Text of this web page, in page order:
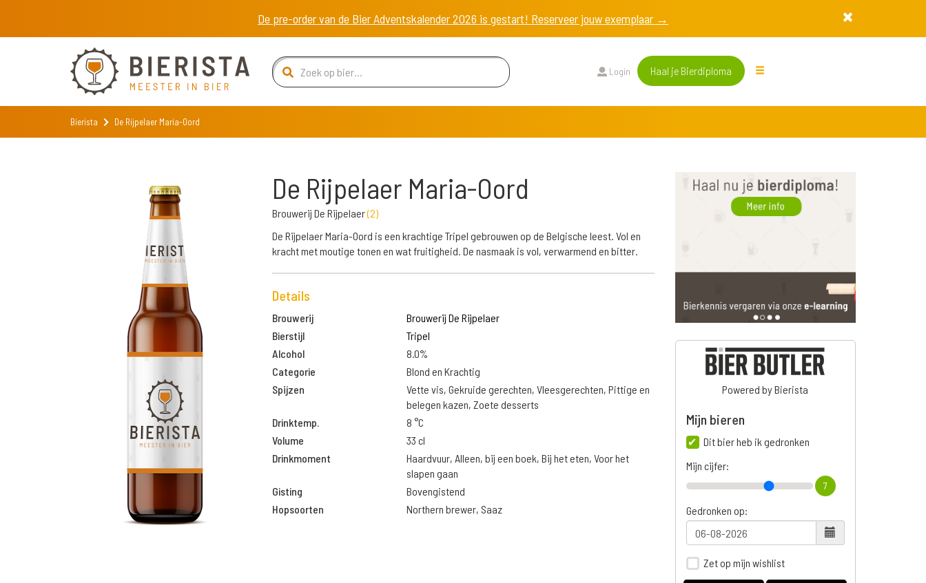
De pre-order van de Bier Adventskalender 2026 is gestart! Reserveer jouw exemplaar →
Login Haal je Bierdiploma
Bierista De Rijpelaer Maria-Oord
De Rijpelaer Maria-Oord
Brouwerij De Rijpelaer(2)
De Rijpelaer Maria-Oord is een krachtige Tripel gebrouwen op de Belgische leest. Vol en
kracht met moutige tonen en wat fruitigheid. De nasmaak is vol, verwarmend en bitter.
Details
Brouwerij
Brouwerij De Rijpelaer
Bierstijl
Tripel
Alcohol
8.0%
Categorie
Blond en Krachtig
Spijzen
Vette vis, Gekruide gerechten, Vleesgerechten, Pittige en
belegen kazen, Zoete desserts
Drinktemp.
8 °C
Volume
33 cl
Drinkmoment
Haardvuur, Alleen, bij een boek, Bij het eten, Voor het
slapen gaan
Gisting
Bovengistend
Hopsoorten
Northern brewer, Saaz
Powered by Bierista
Mijn bieren
Dit bier heb ik gedronken
Mijn cijfer:
7
Gedronken op:
Zet op mijn wishlist